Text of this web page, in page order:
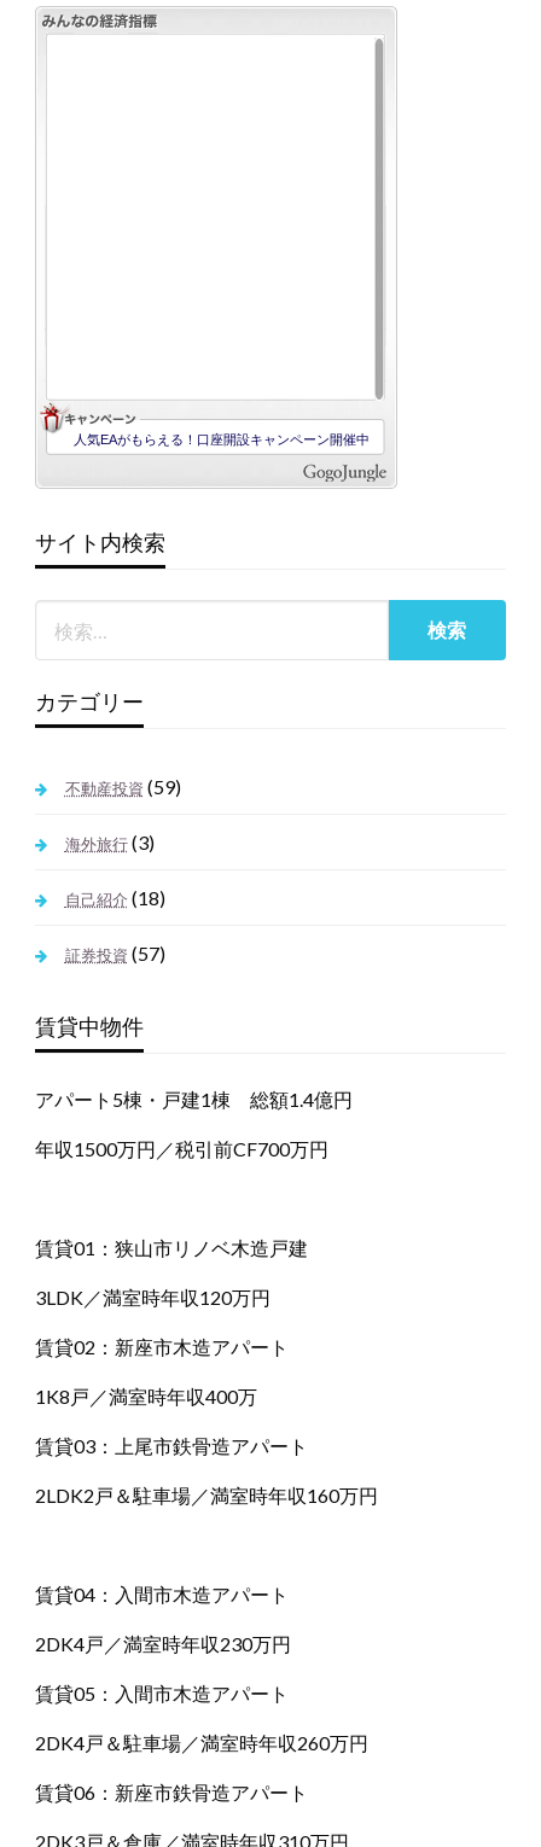
サイト内検索
カテゴリー
不動産投資 (59)
海外旅行(3)
自己紹介 (18)
証券投資 (57)
賃貸中物件
アパート5棟・戸建1棟 総額1.4億円
年収1500万円／税引前CF700万円
賃貸01：狭山市リノベ木造戸建
3LDK／満室時年収120万円
賃貸02：新座市木造アパート
1K8戸／満室時年収400万
賃貸03：上尾市鉄骨造アパート
2LDK2戸＆駐車場／満室時年収160万円
賃貸04：入間市木造アパート
2DK4戸／満室時年収230万円
賃貸05：入間市木造アパート
2DK4戸＆駐車場／満室時年収260万円
賃貸06：新座市鉄骨造アパート
2DK3戸＆倉庫／満室時年収310万円